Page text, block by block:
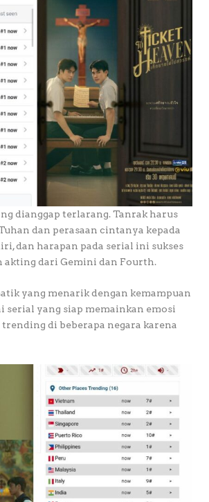
dianggap terlarang. Tanrak harus
dan perasaan cintanya kepada
dan harapan pada serial ini sukses
akting dari Gemini dan Fourth.
yang menarik dengan kemampuan
serial yang siap memainkan emosi
di beberapa negara karena